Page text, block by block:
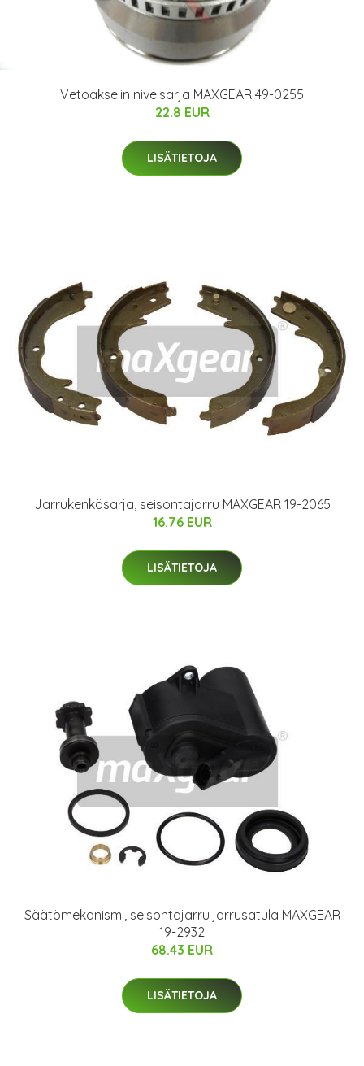
Vetoakselin nivelsarja MAXGEAR 49-0255
22.8 EUR
LISÄTIETOJA
Jarrukenkäsarja, seisontajarru MAXGEAR 19-2065
16.76 EUR
LISÄTIETOJA
Säätömekanismi, seisontajarru jarrusatula MAXGEAR
19-2932
68.43 EUR
LISÄTIETOJA